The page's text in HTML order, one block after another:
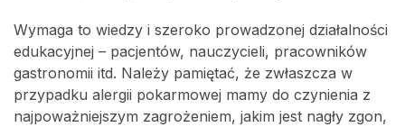
Wymaga to wiedzy i szeroko prowadzonej działalności
edukacyjnej – pacjentów, nauczycieli, pracowników
gastronomii itd. Należy pamiętać, że zwłaszcza w
przypadku alergii pokarmowej mamy do czynienia z
najpoważniejszym zagrożeniem, jakim jest nagły zgon,